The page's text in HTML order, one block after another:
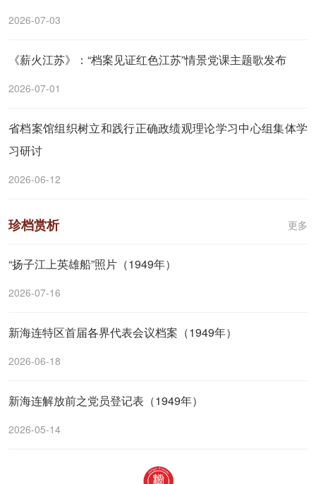
2026-07-03
《薪火江苏》：“档案见证红色江苏”情景党课主题歌发布
2026-07-01
省档案馆组织树立和践行正确政绩观理论学习中心组集体学
习研讨
2026-06-12
珍档赏析 更多
“扬子江上英雄船”照片（1949年）
2026-07-16
新海连特区首届各界代表会议档案（1949年）
2026-06-18
新海连解放前之党员登记表（1949年）
2026-05-14